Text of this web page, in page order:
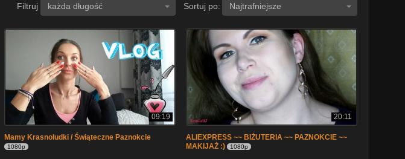
Filtruj każda długość Sortuj po: Najtrafniejsze
09:19
Mamy Krasnoludki / Świąteczne Paznokcie
1080p
20:11
ALIEXPRESS ~~ BIŻUTERIA ~~ PAZNOKCIE ~~
MAKIJAŻ :)
1080p